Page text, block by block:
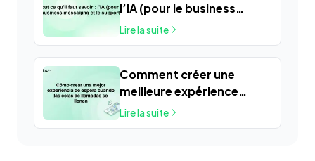
l’IA (pour le business
messaging et le support)
Lire la suite
Comment créer une
meilleure expérience
d’attente lorsque les files
d’appels sont saturées
Lire la suite